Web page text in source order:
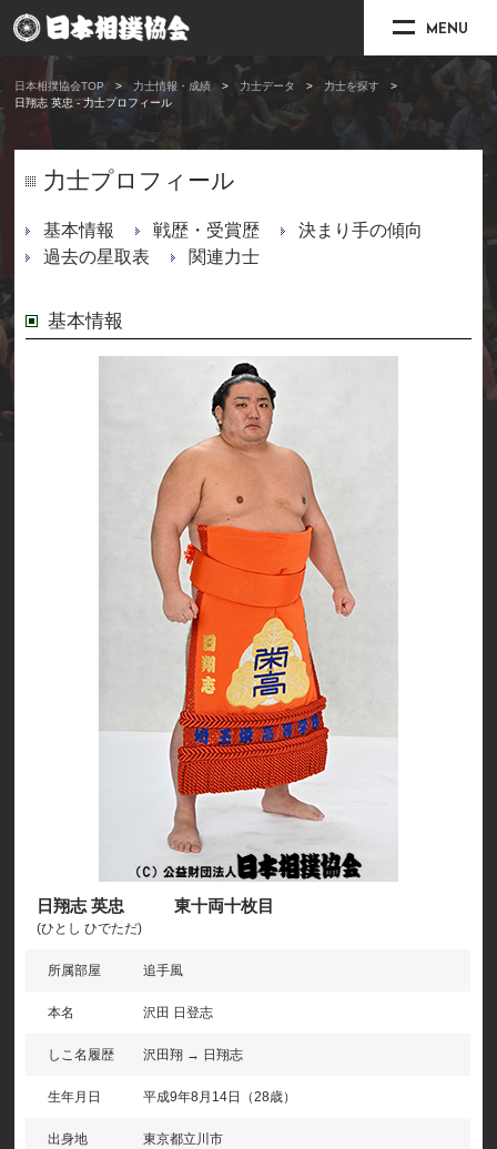
MENU
日本相撲協会TOP 力士情報・成績 力士データ
力士を探す
日翔志 英忠 - 力士プロフィール
力士プロフィール
基本情報 戦歴・受賞歴
決まり手の傾向
過去の星取表
関連力士
基本情報
日翔志 英忠 東十両十枚目
(ひとし ひでただ)
所属部屋 追手風
本名 沢田 日登志
しこ名履歴 沢田翔 → 日翔志
生年月日 平成9年8月14日（28歳）
出身地 東京都立川市